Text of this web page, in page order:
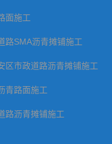
面施工
路SMA沥青摊铺施工
区市政道路沥青摊铺施工
青路面施工
路沥青摊铺施工